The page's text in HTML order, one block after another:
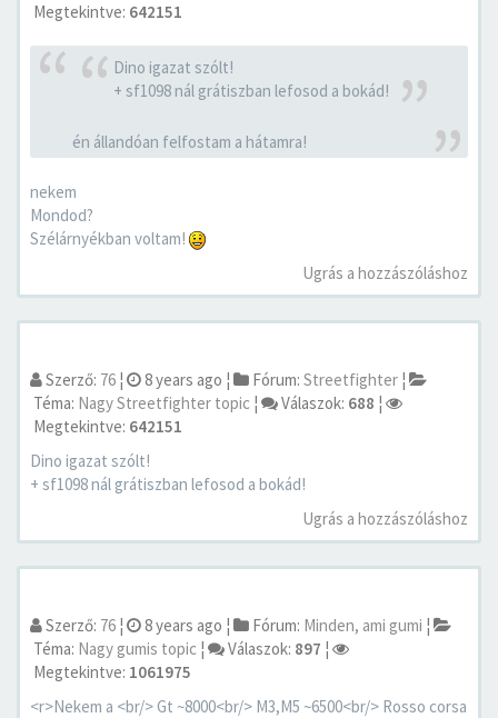
Megtekintve: 642151
Dino igazat szólt!
+ sf1098 nál grátiszban lefosod a bokád!
én állandóan felfostam a hátamra!
nekem
Mondod?
Szélárnyékban voltam!
Ugrás a hozzászóláshoz
Szerző: 76 ¦ 8 years ago ¦ Fórum: Streetfighter ¦
Téma: Nagy Streetfighter topic ¦ Válaszok: 688 ¦
Megtekintve: 642151
Dino igazat szólt!
+ sf1098 nál grátiszban lefosod a bokád!
Ugrás a hozzászóláshoz
Szerző: 76 ¦ 8 years ago ¦ Fórum: Minden, ami gumi ¦
Téma: Nagy gumis topic ¦ Válaszok: 897 ¦
Megtekintve: 1061975
<r>Nekem a <br/> Gt ~8000<br/> M3,M5 ~6500<br/> Rosso corsa